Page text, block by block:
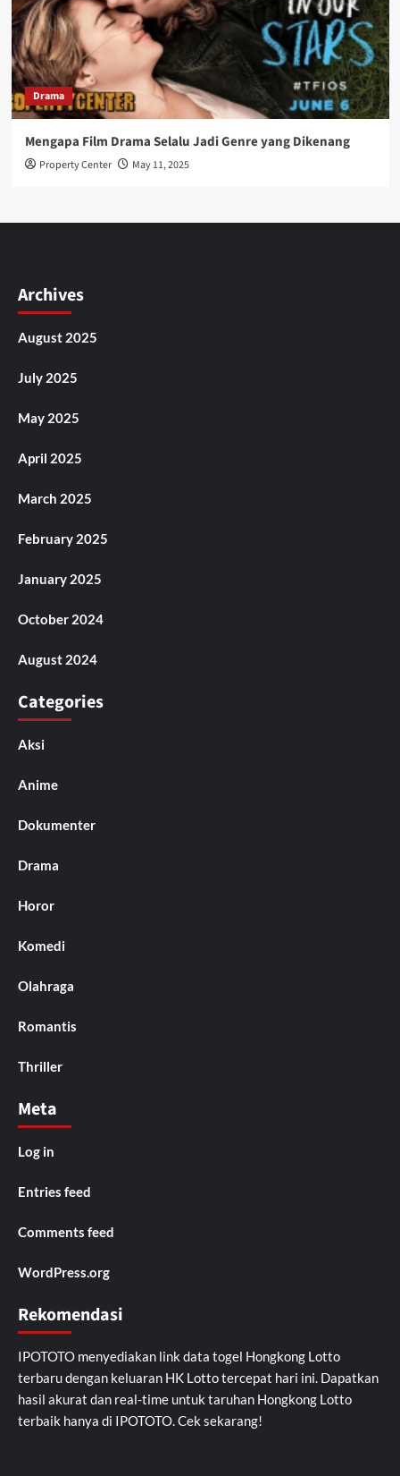
Drama
Mengapa Film Drama Selalu Jadi Genre yang Dikenang
Property Center May 11, 2025
Archives
August 2025
July 2025
May 2025
April 2025
March 2025
February 2025
January 2025
October 2024
August 2024
Categories
Aksi
Anime
Dokumenter
Drama
Horor
Komedi
Olahraga
Romantis
Thriller
Meta
Log in
Entries feed
Comments feed
WordPress.org
Rekomendasi
IPOTOTO menyediakan link data togel Hongkong Lotto
terbaru dengan keluaran HK Lotto tercepat hari ini. Dapatkan
hasil akurat dan real-time untuk taruhan Hongkong Lotto
terbaik hanya di IPOTOTO. Cek sekarang!